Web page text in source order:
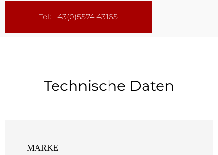
Tel: +43(0)5574 43165
Technische Daten
MARKE